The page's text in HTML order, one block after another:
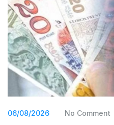
06/08/2026 No Comment